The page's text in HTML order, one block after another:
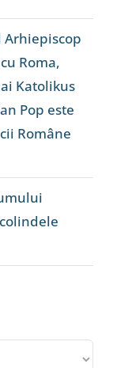
Arhiepiscop
Roma,
Katolikus
Pop este
Române